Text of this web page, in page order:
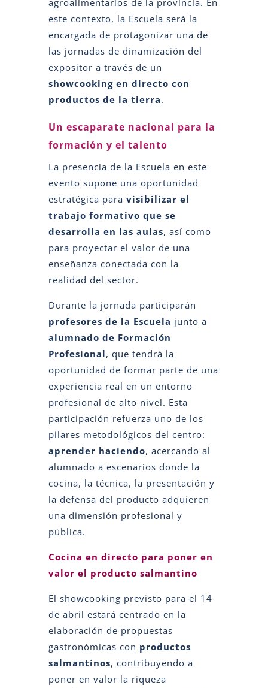
este contexto, la Escuela será la
encargada de protagonizar una de
las jornadas de dinamización del
expositor a través de un
showcooking en directo con
productos de la tierra.
Un escaparate nacional para la
formación y el talento
La presencia de la Escuela en este
evento supone una oportunidad
estratégica para visibilizar el
trabajo formativo que se
desarrolla en las aulas, así como
para proyectar el valor de una
enseñanza conectada con la
realidad del sector.
Durante la jornada participarán
profesores de la Escuela junto a
alumnado de Formación
Profesional, que tendrá la
oportunidad de formar parte de una
experiencia real en un entorno
profesional de alto nivel. Esta
participación refuerza uno de los
pilares metodológicos del centro:
aprender haciendo, acercando al
alumnado a escenarios donde la
cocina, la técnica, la presentación y
la defensa del producto adquieren
una dimensión profesional y
pública.
Cocina en directo para poner en
valor el producto salmantino
El showcooking previsto para el 14
de abril estará centrado en la
elaboración de propuestas
gastronómicas con productos
salmantinos, contribuyendo a
poner en valor la riqueza